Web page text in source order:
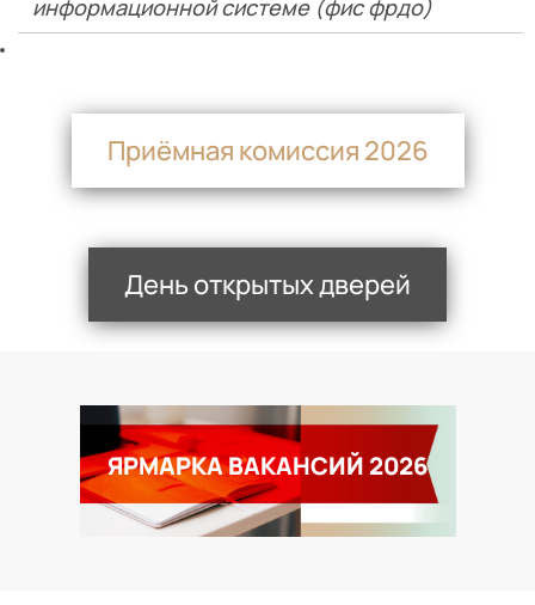
информационной системе (фис фрдо)
Приёмная комиссия 2026
День открытых дверей
ЯРМАРКА ВАКАНСИЙ 2026